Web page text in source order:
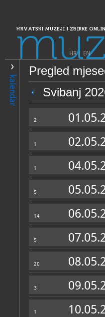
HRVATSKI MUZEJI I ZBIRKE
HR| EN
kalendar
Pregled
Svibanj
2
1
1
5
14
5
20
3
1
PRETRAŽIVANJE
Dalmacija
Gradski
OPĆI PODACI
Zbirke